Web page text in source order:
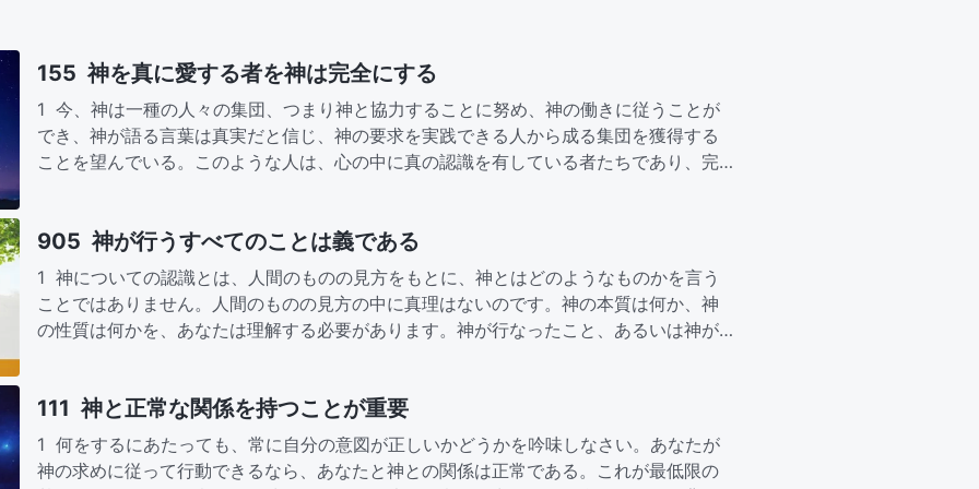
155 神を真に愛する者を神は完全にする
1 今、神は一種の人々の集団、つまり神と協力することに努め、神の働きに従うことが
でき、神が語る言葉は真実だと信じ、神の要求を実践できる人から成る集団を獲得する
ことを望んでいる。このような人は、心の中に真の認識を有している者たちであり、完
905 神が行うすべてのことは義である
1 神についての認識とは、人間のものの見方をもとに、神とはどのようなものかを言う
ことではありません。人間のものの見方の中に真理はないのです。神の本質は何か、神
の性質は何かを、あなたは理解する必要があります。神が行なったこと、あるいは神が
111 神と正常な関係を持つことが重要
1 何をするにあたっても、常に自分の意図が正しいかどうかを吟味しなさい。あなたが
神の求めに従って行動できるなら、あなたと神との関係は正常である。これが最低限の